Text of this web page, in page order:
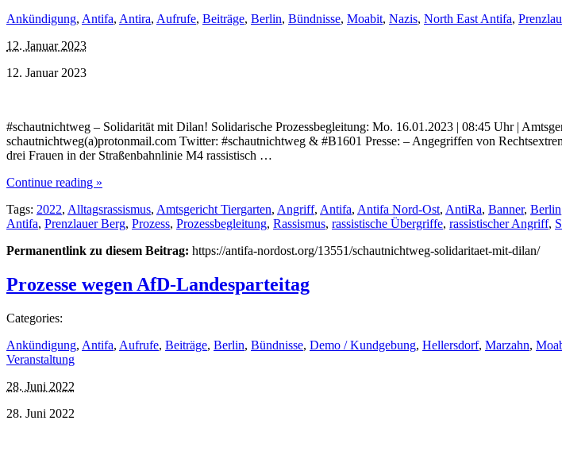
Ankündigung, Antifa, Antira, Aufrufe, Beiträge, Berlin, Bündnisse, Moabit, Nazis, North East Antifa,
12. Januar 2023
12. Januar 2023
#schautnichtweg – Solidarität mit Dilan! Solidarische Prozessbegleitung: Mo. 16.01.2023 | 08:45 Uhr |
schautnichtweg(a)protonmail.com Twitter: #schautnichtweg & #B1601 Presse: – Angegriffen von
drei Frauen in der Straßenbahnlinie M4 rassistisch …
Continue reading »
Tags: 2022, Alltagsrassismus, Amtsgericht Tiergarten, Angriff, Antifa, Antifa Nord-Ost, AntiRa, Banner, Berlin
Antifa, Prenzlauer Berg, Prozess, Prozessbegleitung, Rassismus, rassistische Übergriffe, rassistischer Angriff,
Permanentlink zu diesem Beitrag: https://antifa-nordost.org/13551/schautnichtweg-solidaritaet-mit-dilan/
Prozesse wegen AfD-Landesparteitag
Categories:
Ankündigung, Antifa, Aufrufe, Beiträge, Berlin, Bündnisse, Demo / Kundgebung, Hellersdorf, Marzahn,
Veranstaltung
28. Juni 2022
28. Juni 2022